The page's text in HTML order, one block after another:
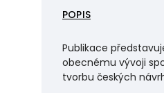
POPIS
Publikace
obecnému vývoji
tvorbu českých